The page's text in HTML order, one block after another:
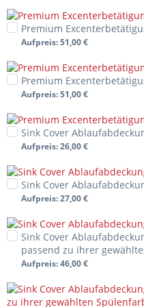
Premium
Aufpreis: 51,00 €
Premium
Aufpreis: 51,00 €
Sink Cover
Aufpreis: 26,00 €
Sink Cover
Aufpreis: 27,00 €
Sink Cover
passend zu ihrer
Aufpreis: 46,00 €